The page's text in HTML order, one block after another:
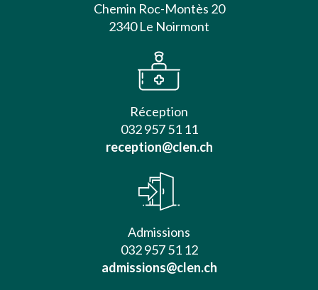
Chemin Roc-Montès 20
2340 Le Noirmont
Réception
032 957 51 11
reception@clen.ch
Admissions
032 957 51 12
admissions@clen.ch